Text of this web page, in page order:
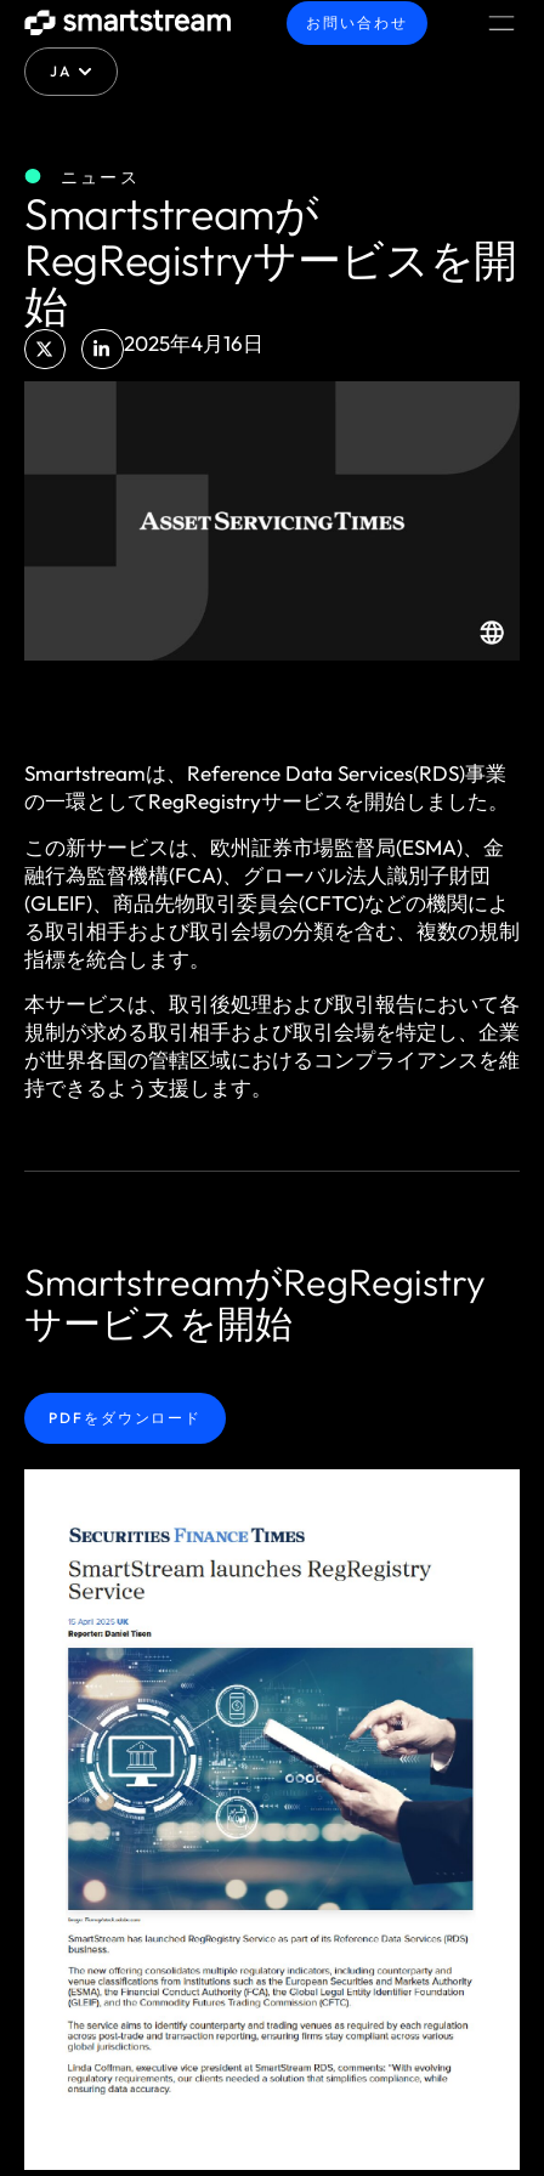
JA
お問い合わせ
ニュース
Smartstreamが
RegRegistryサービスを開
始
2025年4月16日
Smartstreamは、Reference Data Services(RDS)事業
の一環としてRegRegistryサービスを開始しました。
この新サービスは、欧州証券市場監督局(ESMA)、金
融行為監督機構(FCA)、グローバル法人識別子財団
(GLEIF)、商品先物取引委員会(CFTC)などの機関によ
る取引相手および取引会場の分類を含む、複数の規制
指標を統合します。
本サービスは、取引後処理および取引報告において各
規制が求める取引相手および取引会場を特定し、企業
が世界各国の管轄区域におけるコンプライアンスを維
持できるよう支援します。
SmartstreamがRegRegistry
サービスを開始
PDFをダウンロード